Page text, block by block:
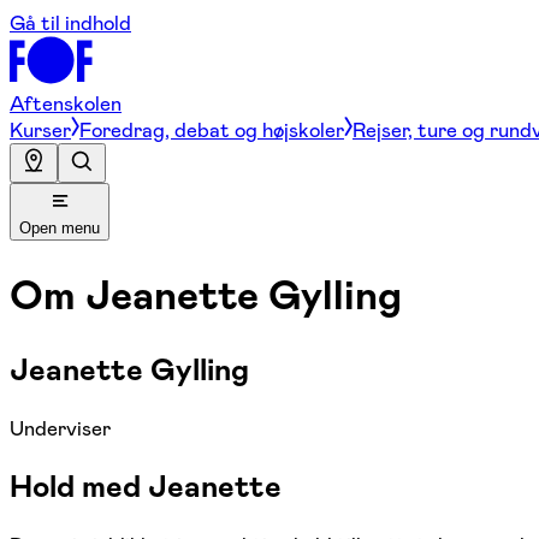
Gå til indhold
Aftenskolen
Kurser Foredrag, debat og højskoler Rejser, ture og
Open menu
Om Jeanette Gylling
Jeanette Gylling
Underviser
Hold med Jeanette